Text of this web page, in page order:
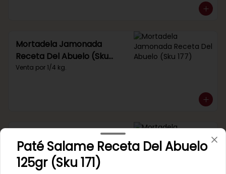
Mortadela Jamonada
Receta Del Abuelo (Sku
177)
Venta por 1/4 kg.
Mortadela Jamonada
Supercerdo (Sku 101)
Venta por 1/4 kg.
Paté Salame Receta Del Abuelo
125gr (Sku 171)